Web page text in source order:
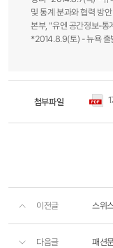
및 통계 분과와 협력 방
본부, "유엔 공간정보-통
*2014.8.9(토) - 뉴욕 출
첨부파일
이전글
다음글